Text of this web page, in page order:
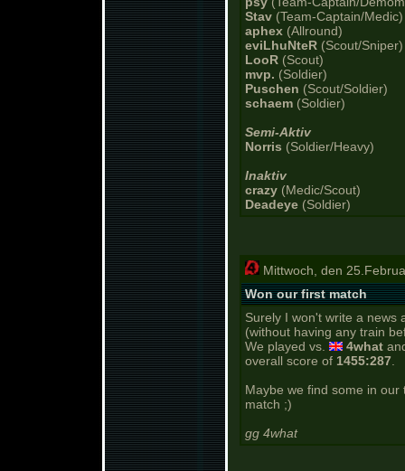
Stav (Team-Captain/Medic)
aphex (Allround)
eviLhuNteR (Scout/Sniper)
LooR (Scout)
mvp. (Soldier)
Puschen (Scout/Soldier)
schaem (Soldier)
Semi-Aktiv
Norris (Soldier/Heavy)
Inaktiv
crazy (Medic/Scout)
Deadeye (Soldier)
Mittwoch, den
Won our first match
Surely I won't write a news
(without having any train
We played vs.
4what
overall score of 1455:287
Maybe we find some in
match ;)
gg 4what